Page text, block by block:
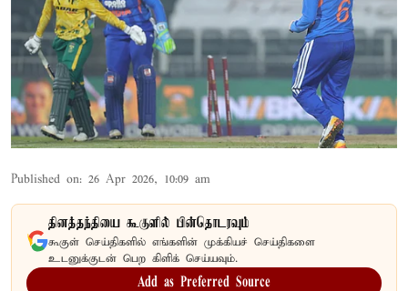
Published on: 26 Apr 2026, 10:09 am
தினத்தந்தியை கூகுளில் பின்தொடரவும்
கூகுள் செய்திகளில் எங்களின் முக்கியச் செய்திகளை
உடனுக்குடன் பெற கிளிக் செய்யவும்.
Add as Preferred Source